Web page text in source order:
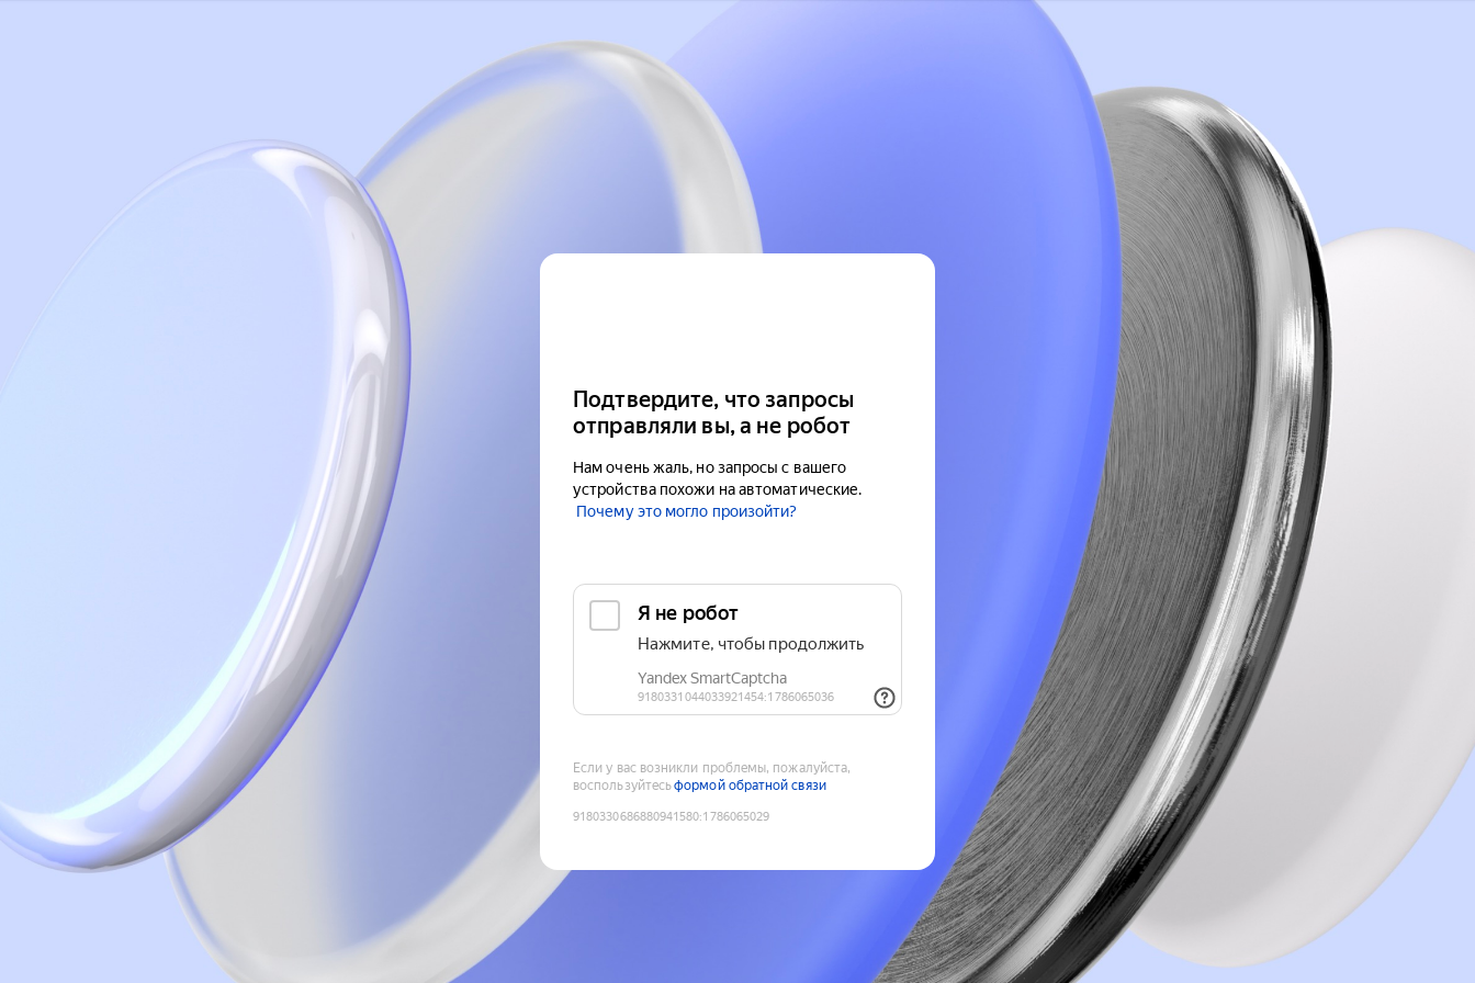
Подтвердите, что запросы
отправляли вы, а не робот
Нам очень жаль, но запросы с вашего
устройства похожи на автоматические.
Почему это могло произойти?
Если у вас возникли проблемы, пожалуйста,
воспользуйтесьформой обратной связи
9180330686880941580:1786065029